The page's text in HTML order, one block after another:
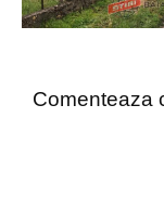
Comenteaza